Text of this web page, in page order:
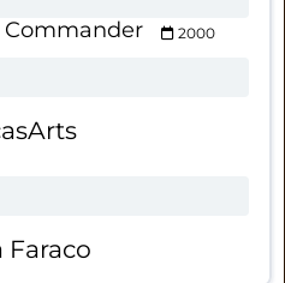
Commander 2000
Faraco